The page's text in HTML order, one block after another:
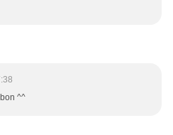
^^